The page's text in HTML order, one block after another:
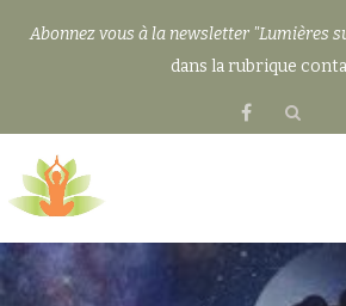
Abonnez vous à la newsletter "Lumières
dans la rubrique
fa-